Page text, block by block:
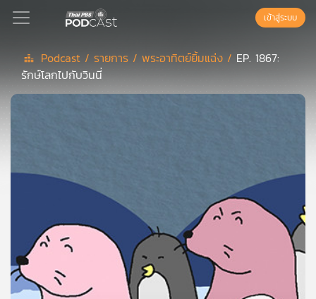
Podcast
สต์
ย์
ลิ
สต์
เข้าสู่ระบบ
Podcast / รายการ /พระอาทิตย์ยิ้มแฉ่ง / EP. 1867:
รักษ์โลกไปกับวินนี่